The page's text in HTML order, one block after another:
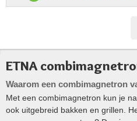
ETNA
Waarom een combimagnetron
Met een combimagnetron kun je
ook uitgebreid bakken en grillen.